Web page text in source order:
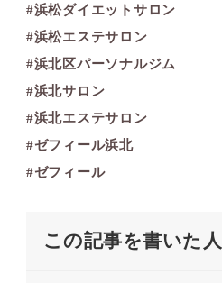
#浜松ダイエットサロン
#浜松エステサロン
#浜北区パーソナルジム
#浜北サロン
#浜北エステサロン
#ゼフィール浜北
#ゼフィール
この記事を書いた人